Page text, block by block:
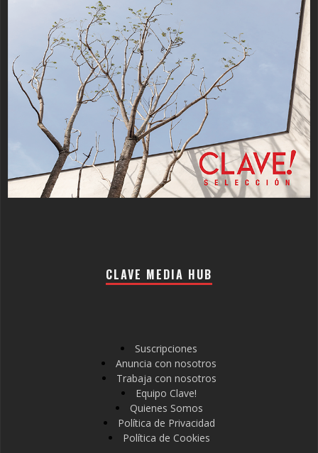
CLAVE MEDIA HUB
Suscripciones
Anuncia con nosotros
Trabaja con nosotros
Equipo Clave!
Quienes Somos
Política de Privacidad
Política de Cookies